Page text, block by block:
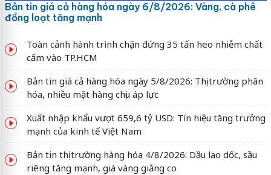
Bản tin giá cả hàng hóa ngày 6/8/2026: Vàng, cà phê
đồng loạt tăng mạnh
Toàn cảnh hành trình chặn đứng 35 tấn heo nhiễm chất
cấm vào TP.HCM
Bản tin giá cả hàng hóa ngày 5/8/2026: Thị trường phân
hóa, nhiều mặt hàng chịu áp lực
Xuất nhập khẩu vượt 659,6 tỷ USD: Tín hiệu tăng trưởng
mạnh của kinh tế Việt Nam
Bản tin thị trường hàng hóa 4/8/2026: Dầu lao dốc, sầu
riêng tăng mạnh, giá vàng giằng co